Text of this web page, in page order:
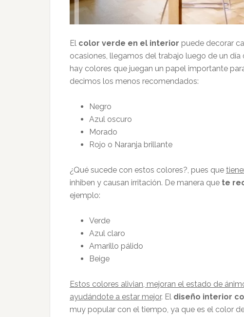
El color verde en el interior puede decorar
ocasiones, llegamos del trabajo luego de un
hay colores que juegan un papel importante
decimos los menos recomendados:
Negro
Azul oscuro
Morado
Rojo o Naranja brillante
¿Qué sucede con estos colores?, pues que
inhiben y causan irritación. De manera que te
ejemplo:
Verde
Azul claro
Amarillo pálido
Beige
Estos colores alivian, mejoran el estado de
ayudándote a estar mejor. El diseño interior
muy popular con el tiempo, ya que es el color